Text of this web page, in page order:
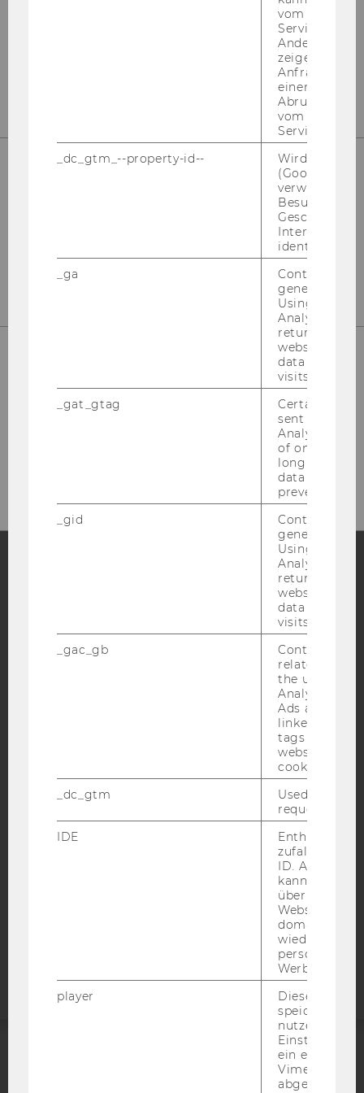
Büro: Mo.-Fr. 09:00 bis 17:00
Blog
Bluesky
BARRIEREFREIHEITSERKLÄRUNG WEBSEITE
DATENSCHUTZERKLÄRUNG
DATENSCHUTZERKLÄRUNG SOCIAL MEDIA
STUDIENBEWERBER*INNEN UND STUDIERENDE
Barrierefreiheitserklärung
vom AMP-
Service
Andere
zeigen Opt-
Anfrage im
einen Fehler
Abrufen
vom AMP
Service an.
_dc_gtm_--property-id--
Wird von
(Google Tag
verwendet,
Besucher
Geschlecht
Interessen zu
identifizieren.
_ga
Contains a
generated
Using this
Analytics can
returning
website and
data from
visits.
_gat_gtag
Certain data
sent to
Analytics a
of once per
long as it is
data
prevented.
_gid
Contains a
generated
Using this
Analytics can
returning
website and
data from
visits.
_gac_gb
Contains
related
the user. If
Analytics and
Ads accounts
linked, the
tags on the
website read
cookie.
_dc_gtm
Used to
request rate.
IDE
Enthält eine
ID. Anhand
kann Google
über
Websites
Werbung
player
Dieses Cookie
speichert
ein
Vimeo-Video
abgespielt